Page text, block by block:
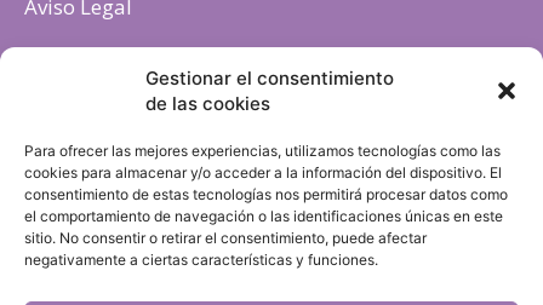
Gestionar el consentimiento
de las cookies
Para ofrecer las mejores experiencias, utilizamos tecnologías como las
cookies para almacenar y/o acceder a la información del dispositivo. El
consentimiento de estas tecnologías nos permitirá procesar datos como
el comportamiento de navegación o las identificaciones únicas en este
sitio. No consentir o retirar el consentimiento, puede afectar
negativamente a ciertas características y funciones.
Aviso Legal
Política de cookies